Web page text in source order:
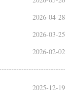
2026-04-28
2026-03-25
2026-02-02
2025-12-19